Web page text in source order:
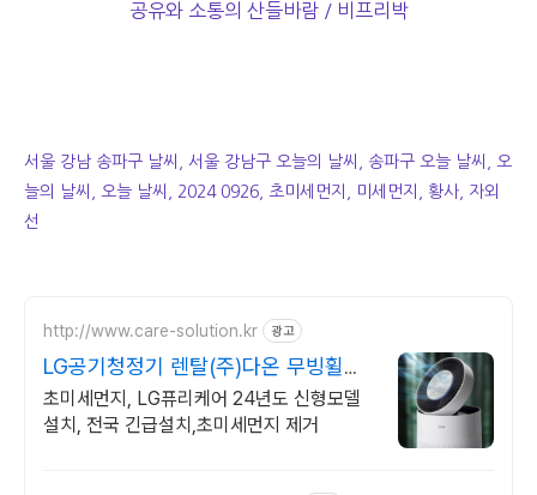
공유와 소통의 산들바람 / 비프리박
서울 강남 송파구 날씨, 서울 강남구 오늘의 날씨, 송파구 오늘 날씨, 오
늘의 날씨, 오늘 날씨, 2024 0926, 초미세먼지, 미세먼지, 황사, 자외
선
http://www.care-solution.kr 광고
LG공기청정기 렌탈(주)다온 무빙휠증
정+추가할인+긴급설치
초미세먼지, LG퓨리케어 24년도 신형모델
설치, 전국 긴급설치,초미세먼지 제거